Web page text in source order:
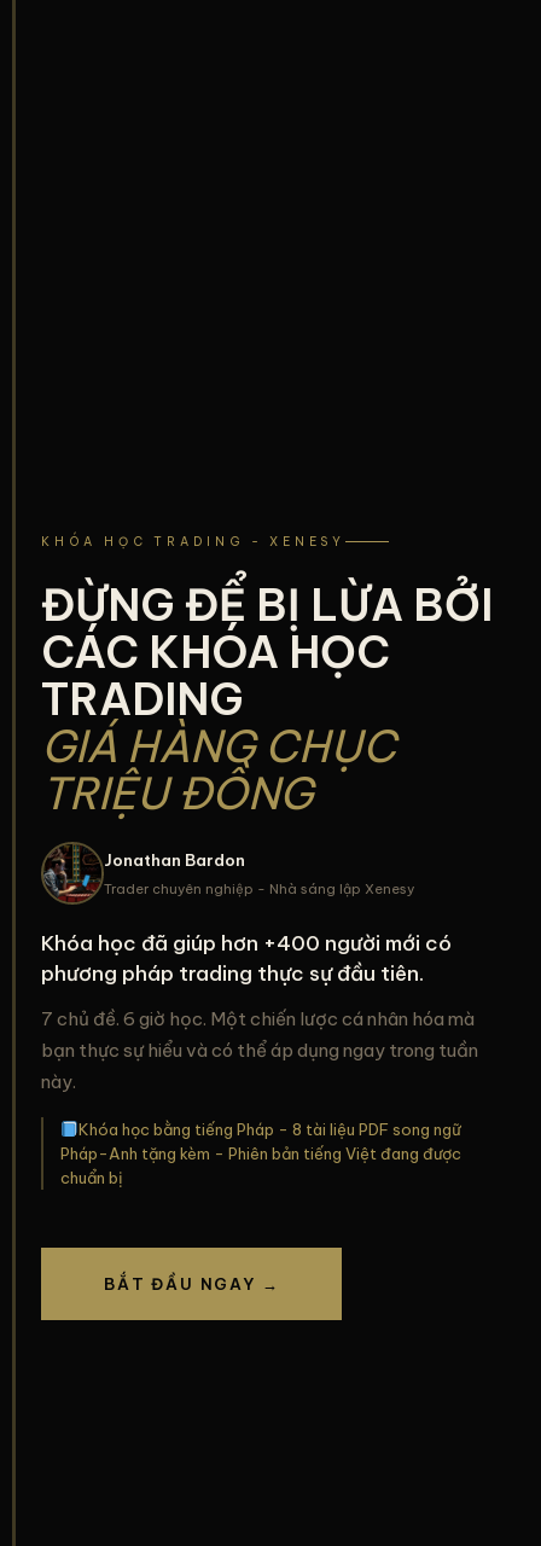
KHÓA HỌC TRADING - XENESY
ĐỪNG ĐỂ BỊ LỪA BỞI
CÁC KHÓA HỌC
TRADING
GIÁ HÀNG CHỤC
TRIỆU ĐỒNG
Jonathan Bardon
Trader chuyên nghiệp - Nhà sáng lập Xenesy
Khóa học đã giúp hơn +400 người mới có
phương pháp trading thực sự đầu tiên.
7 chủ đề. 6 giờ học. Một chiến lược cá nhân hóa mà
bạn thực sự hiểu và có thể áp dụng ngay trong tuần
này.
Khóa học bằng tiếng Pháp - 8 tài liệu PDF song ngữ
Pháp-Anh tặng kèm - Phiên bản tiếng Việt đang được
chuẩn bị
BẮT ĐẦU NGAY →